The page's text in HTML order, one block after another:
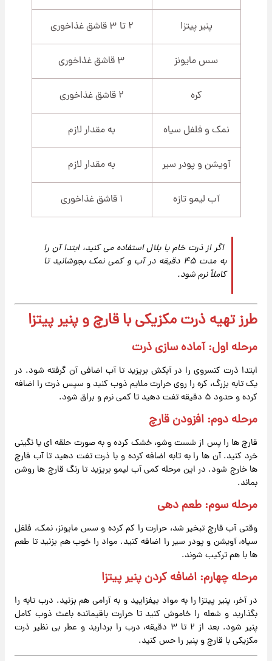
پنیر پیتزا ۲ تا ۳ قاشق غذاخوری
سس مایونز ۳ قاشق غذاخوری
کره ۲ قاشق غذاخوری
نمک و فلفل سیاه به مقدار لازم
آویشن و پودر سیر به مقدار لازم
آب لیمو تازه ۱ قاشق غذاخوری
اگر از ذرت خام یا بلال استفاده می کنید، ابتدا آن را
به مدت ۴۵ دقیقه در آب و کمی نمک بجوشانید تا
کاملاً نرم شود.
طرز تهیه ذرت مکزیکی با قارچ و پنیر پیتزا
مرحله اول: آماده سازی ذرت
ابتدا ذرت کنسروی را در آبکش بریزید تا آب اضافی آن گرفته شود. در
یک تابه بزرگ، کره را روی حرارت ملایم ذوب کنید و سپس ذرت را اضافه
کرده و حدود ۵ دقیقه تفت دهید تا کمی نرم و براق شود.
مرحله دوم: افزودن قارچ
قارچ ها را پس از شست وشو، خشک کرده و به صورت حلقه ای یا نگینی
خرد کنید. آن ها را به تابه اضافه کرده و با ذرت تفت دهید تا آب قارچ
ها خارج شود. در این مرحله کمی آب لیمو بریزید تا رنگ قارچ ها روشن
بماند.
مرحله سوم: طعم دهی
وقتی آب قارچ تبخیر شد، حرارت را کم کرده و سس مایونز، نمک، فلفل
سیاه، آویشن و پودر سیر را اضافه کنید. مواد را خوب هم بزنید تا طعم
ها با هم ترکیب شوند.
مرحله چهارم: اضافه کردن پنیر پیتزا
در آخر، پنیر پیتزا را به مواد بیفزایید و به آرامی هم بزنید. درب تابه را
بگذارید و شعله را خاموش کنید تا حرارت باقیمانده باعث ذوب کامل
پنیر شود. بعد از ۲ تا ۳ دقیقه، درب را بردارید و عطر بی نظیر ذرت
مکزیکی با قارچ و پنیر را حس کنید.